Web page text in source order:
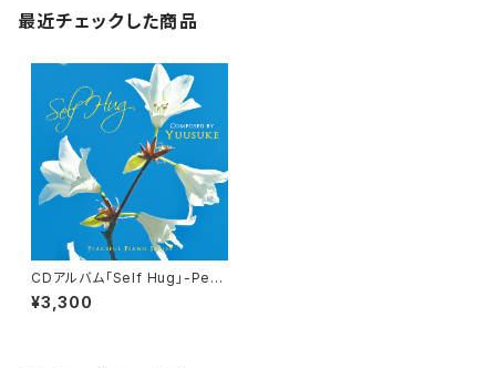
最近チェックした商品
CDアルバム「Self Hug」-Peac
eful Piano Series-／Yuusu
ke
¥3,300